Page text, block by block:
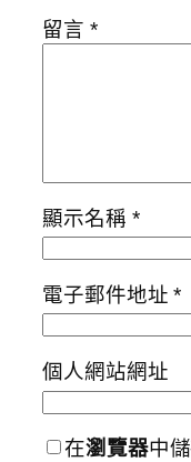
留言 *
顯示名稱 *
電子郵件地址*
個人網站網址
在瀏覽器中